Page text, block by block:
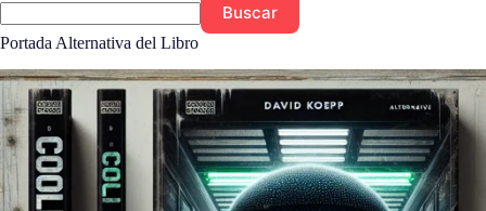
Buscar
Portada Alternativa del Libro